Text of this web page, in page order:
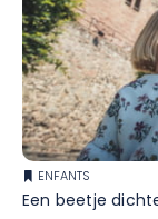
ENFANTS
Een beetje